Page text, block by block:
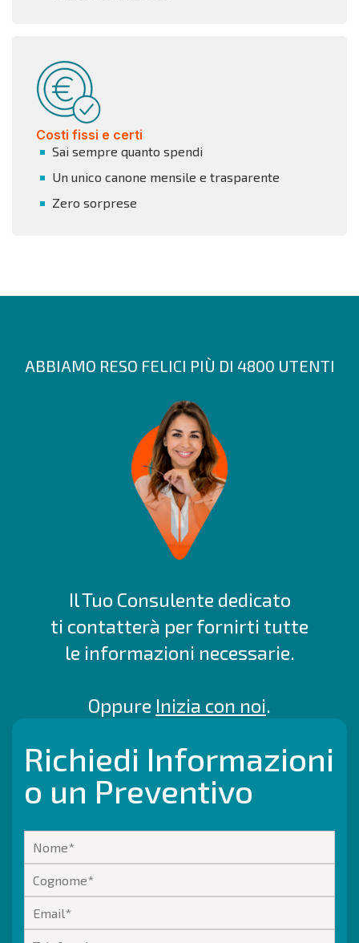
Costi fissi e certi
Sai sempre quanto spendi
Un unico canone mensile e trasparente
Zero sorprese
ABBIAMO RESO FELICI PIÙ DI 4800 UTENTI
Il Tuo Consulente dedicato
ti contatterà per fornirti tutte
le informazioni necessarie.
Oppure Inizia con noi.
Richiedi Informazioni
o un Preventivo